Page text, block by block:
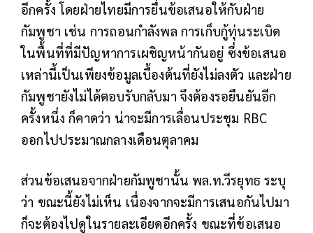
อีกครั้ง โดยฝ่ายไทยมีการยื่นข้อเสนอให้กับฝ่าย
กัมพูชา เช่น การถอนกำลังพล การเก็บกู้ทุ่นระเบิด
ในพื้นที่ที่มีปัญหาการเผชิญหน้ากันอยู่ ซึ่งข้อเสนอ
เหล่านี้เป็นเพียงข้อมูลเบื้องต้นที่ยังไม่ลงตัว และฝ่าย
กัมพูชายังไม่ได้ตอบรับกลับมา จึงต้องรอยืนยันอีก
ครั้งหนึ่ง ก็คาดว่า น่าจะมีการเลื่อนประชุม RBC
ออกไปประมาณกลางเดือนตุลาคม
ส่วนข้อเสนอจากฝ่ายกัมพูชานั้น พล.ท.วีรยุทธ ระบุ
ว่า ขณะนี้ยังไม่เห็น เนื่องจากจะมีการเสนอกันไปมา
ก็จะต้องไปดูในรายละเอียดอีกครั้ง ขณะที่ข้อเสนอ